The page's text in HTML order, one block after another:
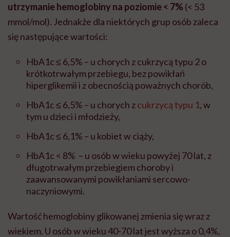
utrzymanie hemoglobiny na poziomie < 7% (< 53
mmol/mol). Jednakże dla niektórych grup osób zaleca
się następujące wartości:
HbA1c≤ 6,5% – u chorych z cukrzycą typu 2 o
krótkotrwałym przebiegu, bez powikłań
hiperglikemii i z obecnością poważnych chorób,
HbA1c≤ 6,5% – u chorych zcukrzycą typu 1, w
tym u dzieci i młodzieży,
HbA1c≤ 6,1% – u kobiet w ciąży,
HbA1c < 8% – u osób w wieku powyżej 70 lat, z
długotrwałym przebiegiem choroby i
zaawansowanymi powikłaniami sercowo-
naczyniowymi.
Wartość hemoglobiny glikowanej zmienia się wraz z
wiekiem. U osób w wieku 40-70 lat jest wyższa o 0,4%,